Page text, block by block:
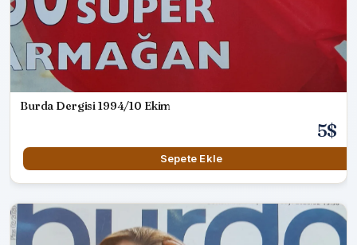
Burda Dergisi 1994/10 Ekim
5$
Sepete Ekle